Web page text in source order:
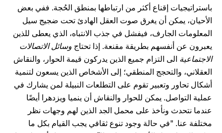
باستراتيجيات إقناع أكثر من ارتباطها بمنطق الحُجة. ففي بعض
الأحيان، يمكن أن يغرق صوت العقل الهادئ تحت ضجيج سيل
المعلومات الجارف، فيفشل في جذب الانتباه، الذي يعطى للذين
يعبرون عن أنفسهم بطريقة مقنعة. إذا تحتاج وسائل الاتصالات
الاجتماعية الى التزام جميع الذين يدركون قيمة الحوار، والنقاش
العقلاني، والتحجج المنطقي؛ إلى الأشخاص الذين يسعون لتنمية
أشكال تحاور وتعبير تقوم على التطلعات النبيلة لمن يشارك في
عملية التواصل. يمكن للحوار والنقاش أن ينميا ويزدهرا أيضًا
عندما نتحدث ونأخذ على محمل الجد الذين لهم وجهات نظر
مختلفة عنا. "في حالة وجود تنوع ثقافي يجب القيام بكل ما